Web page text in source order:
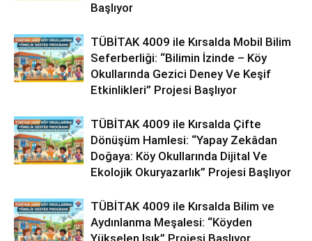
Başlıyor
TÜBİTAK 4009 ile Kırsalda Mobil Bilim
Seferberliği: “Bilimin İzinde – Köy
Okullarında Gezici Deney Ve Keşif
Etkinlikleri” Projesi Başlıyor
TÜBİTAK 4009 ile Kırsalda Çifte
Dönüşüm Hamlesi: “Yapay Zekâdan
Doğaya: Köy Okullarında Dijital Ve
Ekolojik Okuryazarlık” Projesi Başlıyor
TÜBİTAK 4009 ile Kırsalda Bilim ve
Aydınlanma Meşalesi: “Köyden